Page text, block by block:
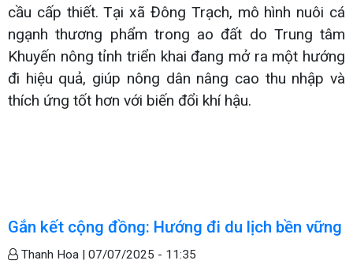
cầu cấp thiết. Tại xã Đông Trạch, mô hình nuôi cá
ngạnh thương phẩm trong ao đất do Trung tâm
Khuyến nông tỉnh triển khai đang mở ra một hướng
đi hiệu quả, giúp nông dân nâng cao thu nhập và
thích ứng tốt hơn với biến đổi khí hậu.
Gắn kết cộng đồng: Hướng đi du lịch bền vững
Thanh Hoa | 07/07/2025 - 11:35